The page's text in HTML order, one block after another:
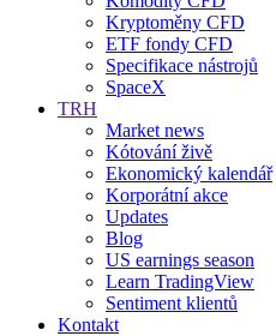
Kryptoměny CFD
ETF fondy CFD
Specifikace nástrojů
SpaceX
TRH
Market news
Kótování živě
Ekonomický kalendář
Korporátní akce
Updates
Blog
US earnings season
Learn TradingView
Sentiment klientů
Kontakt